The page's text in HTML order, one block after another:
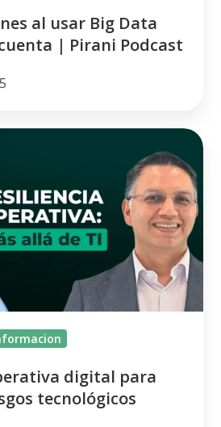
al usar Big Data
| Pirani Podcast
digital para
tecnológicos